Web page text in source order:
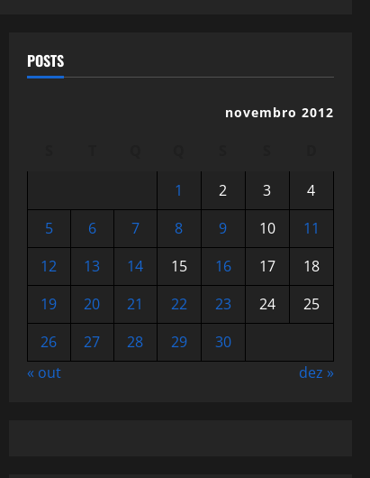
POSTS
novembro 2012
1
2 3
4
5
6 7 8 9 10
11
12
13 14 15 16 17
18
19
20 21 22 23 24
25
26
27 28 29
30
« out
dez »